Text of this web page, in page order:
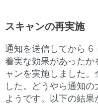
スキャンの再実施
通知を送信してから 6
着実な効果があったか
ャンを実施しました
した。どうやら通知
ようです。以下の結